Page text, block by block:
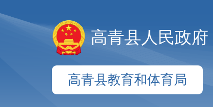
高青县人民政府
高青县教育和体育局